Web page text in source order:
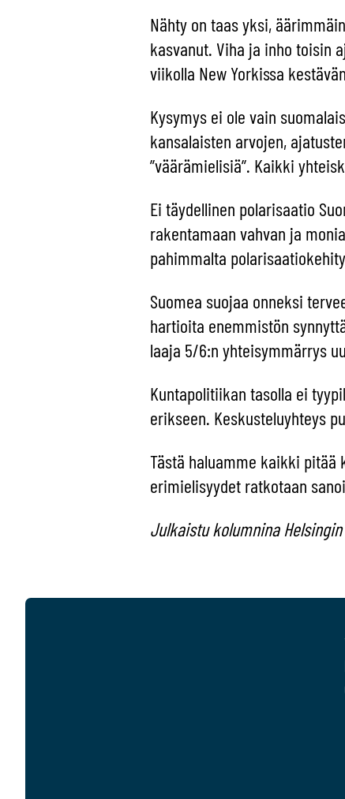
Nähty on taas yksi,
kasvanut. Viha ja inho toisin
viikolla New Yorkissa
Kysymys ei ole vain
kansalaisten arvojen,
”väärämielisiä”. Kaikki
Ei täydellinen polarisaatio
rakentamaan vahvan ja
pahimmalta
Suomea suojaa onneksi
hartioita enemmistön
laaja 5/6:n yhteisymmärrys
Kuntapolitiikan tasolla ei
erikseen. Keskusteluyhteys
Tästä haluamme kaikki
erimielisyydet ratkotaan
Julkaistu kolumnina